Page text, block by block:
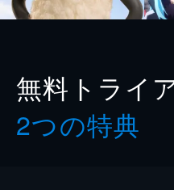
無料トライ
2つの特典